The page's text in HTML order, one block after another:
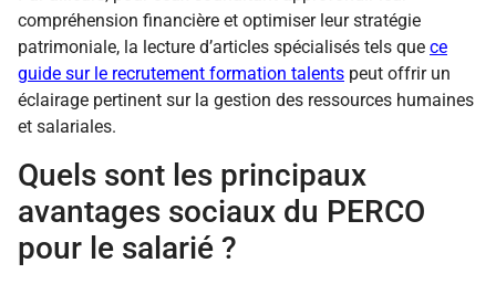
compréhension financière et optimiser leur stratégie
patrimoniale, la lecture d’articles spécialisés tels que ce
guide sur le recrutement formation talents peut offrir un
éclairage pertinent sur la gestion des ressources humaines
et salariales.
Quels sont les principaux
avantages sociaux du PERCO
pour le salarié ?